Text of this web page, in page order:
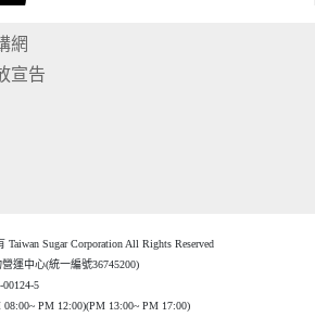
網
宣告
Sugar Corporation All Rights Reserved
運中心(統一編號36745200)
5
PM 12:00)(PM 13:00~ PM 17:00)